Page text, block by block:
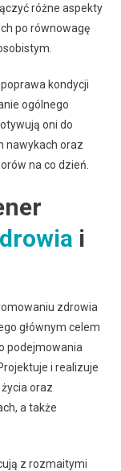
różne aspekty
po równowagę
kondycji
ogólnego
oni do
nawykach oraz
na co dzień.
i
zdrowia
głównym celem
podejmowania
i realizuje
oraz
a także
z rozmaitymi